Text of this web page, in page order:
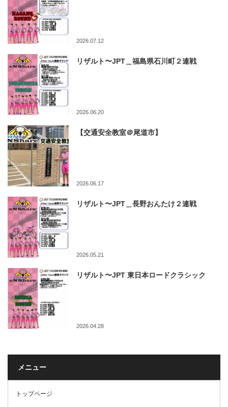
2026.07.12
リザルト〜JPT＿福島県石川町２連戦
2026.06.20
【交通安全教室＠尾道市】
2026.06.17
リザルト〜JPT＿長野おんたけ２連戦
2026.05.21
リザルト〜JPT 東日本ロードクラシック
2026.04.28
メニュー
トップページ